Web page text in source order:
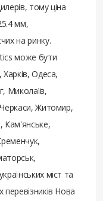
тому ціна
мм,
на ринку.
може бути
Харків, Одеса,
Миколаїв,
Черкаси, Житомир,
Кам'янське,
міст та
перевізників Нова